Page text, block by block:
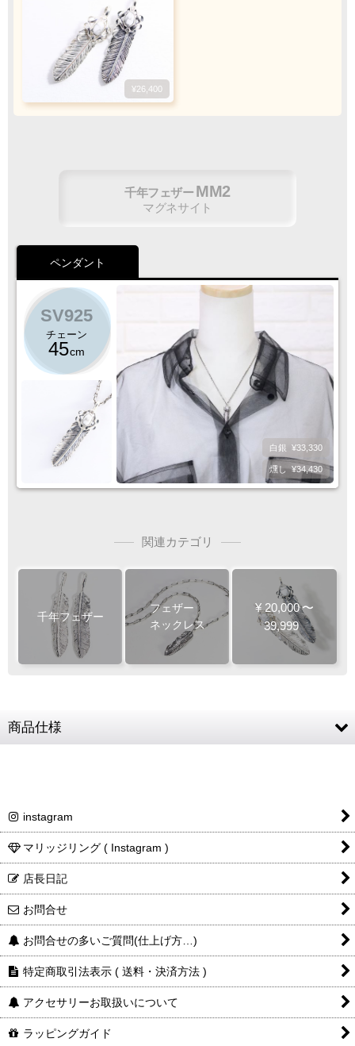
お客様ご負担で
¥26,400
千年フェザー MM2
マグネサイト
ペンダント
SV925
チェーン
45cm
白銀 ¥33,330
燻し ¥34,430
関連カテゴリ
千年フェザー
フェザー
ネックレス
¥ 20,000 〜
39,999
商品仕様
石について
の違いがございます
商品詳細金
額・送料
税込表記です
instagram
マリッジリング ( Instagram )
店長日記
お問合せ
お問合せの多いご質問(仕上げ方…)
特定商取引法表示 ( 送料・決済方法 )
アクセサリーお取扱いについて
ラッピングガイド